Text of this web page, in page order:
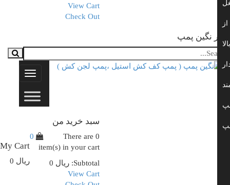
View Cart
Check Out
نگین پمپ
Toggle
سبد خرید من
My Cart
ریال0
0 There are
item(s)in your cart
Subtotal: ریال0
View Cart